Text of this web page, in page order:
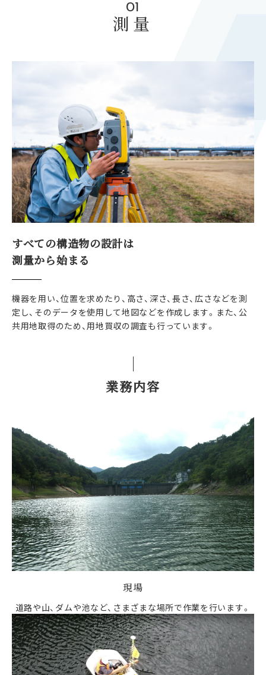
01
測量
すべての構造物の設計は
測量から始まる
機器を用い、位置を求めたり、高さ、深さ、長さ、広さなどを測
定し、そのデータを使用して地図などを作成します。また、公
共用地取得のため、用地買収の調査も行っています。
業務内容
現場
道路や山、ダムや池など、さまざまな場所で作業を行います。